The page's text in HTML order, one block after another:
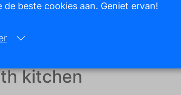
kitchen
de beste cookies aan. Geniet ervan!
cookies helpen een website bruikbaarder te
als paginanavigatie en toegang tot beveiligde